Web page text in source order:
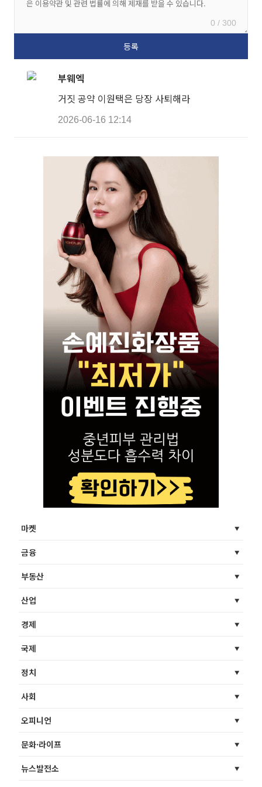
0 / 300
부웨엑
거짓 공약 이원택은 당장 사퇴해라
2026-06-16 12:14
마켓
금융
부동산
산업
경제
국제
정치
사회
오피니언
문화·라이프
뉴스발전소